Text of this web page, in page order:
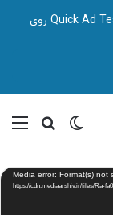
🎯 قبل از شروع کمپین، تصمیم درست بگیر! با Quick Ad Test روی
تغییر پوسته
Media error: Format(s) not